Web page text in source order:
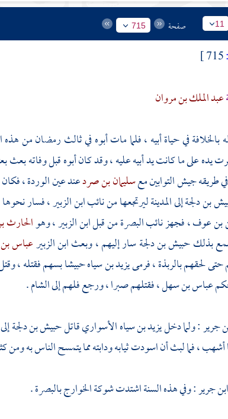
11 صفحة 715
عبد الملك بن مروان
بالخلافة في حياة أبيه ، فلما مات أبوه في ثالث رمضان من
يده على ما كانت يد أبيه عليه ، وقد كان أبوه قبل وفاته بعث
طريقه جيش التوابين معسليمان بن صردعندعين الوردة،
بن دلجةإلىالمدينةليرتجعها من نائبابن الزبير، فسار نحوها
بن عوف، فجهز نائبالبصرةمن قبلابن الزبير، وهوالحارث
بذلكحبيش بن دلجةسار إليهم ، وبعثابن الزبيرعباس
حتى لحقهمبالربذة، فرمىيزيد بن سياهحبيشا بسهم فقتله ،
عباس بن سهل، فقتلهم صبرا ، ورجع فلهم إلىالشام.
جرير: ولما دخليزيد بن سياه الأسواريقاتلحبيش بن دلجةإلى
أشهب ، فما لبث أن اسودت ثيابه ودابته مما يتمسح الناس به ومن
ابن جرير: وفي هذه السنة اشتدت شوكةالخوارجبالبصرة.